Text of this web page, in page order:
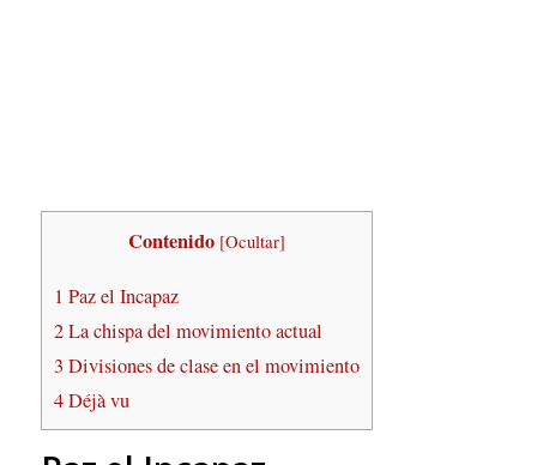
Contenido [Ocultar]
1 Paz el Incapaz
2La chispa del movimiento actual
3 Divisiones de clase en el movimiento
4Déjà vu